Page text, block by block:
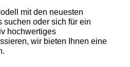
mit den neuesten
suchen oder sich für ein
hochwertiges
wir bieten Ihnen eine